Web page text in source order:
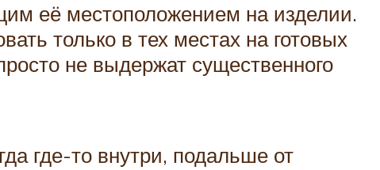
её местоположением на изделии.
только в тех местах на готовых
не выдержат существенного
где-то внутри, подальше от